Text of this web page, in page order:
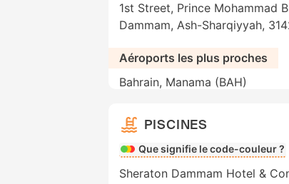
1st Street, Prince Mohammad
Dammam, Ash-Sharqiyyah,
Aéroports les plus proches
Bahrain, Manama (BAH)
PISCINES
Que signifie le code-couleur ?
Sheraton Dammam Hotel &